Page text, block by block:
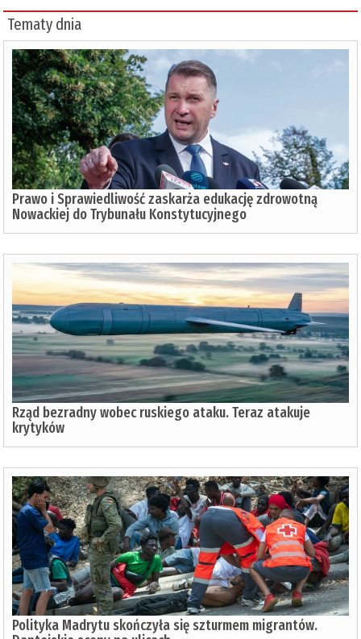
Tematy dnia
Prawo i Sprawiedliwość zaskarża edukację zdrowotną
Nowackiej do Trybunału Konstytucyjnego
Rząd bezradny wobec ruskiego ataku. Teraz atakuje
krytyków
Polityka Madrytu skończyła się szturmem migrantów.